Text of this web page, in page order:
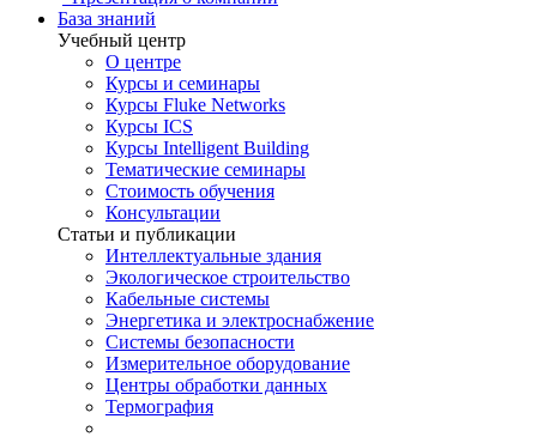
База знаний
Учебный центр
О центре
Курсы и семинары
Курсы Fluke Networks
Курсы ICS
Курсы Intelligent Building
Тематические семинары
Стоимость обучения
Консультации
Статьи и публикации
Интеллектуальные здания
Экологическое строительство
Кабельные системы
Энергетика и электроснабжение
Системы безопасности
Измерительное оборудование
Центры обработки данных
Термография